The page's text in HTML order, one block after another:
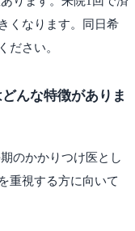
くなります。同日希
ださい。
んな特徴がありま
のかかりつけ医とし
重視する方に向いて